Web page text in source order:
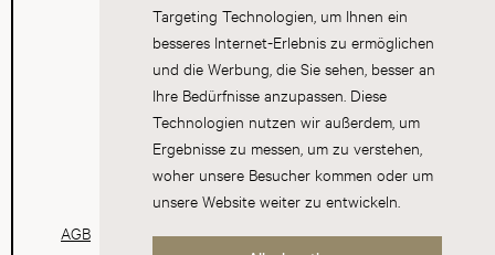
Targeting Technologien, um Ihnen ein
besseres Internet-Erlebnis zu ermöglichen
und die Werbung, die Sie sehen, besser an
Ihre Bedürfnisse anzupassen. Diese
Technologien nutzen wir außerdem, um
Ergebnisse zu messen, um zu verstehen,
woher unsere Besucher kommen oder um
unsere Website weiter zu entwickeln.
AGB Datenschutz Impressum Cookies